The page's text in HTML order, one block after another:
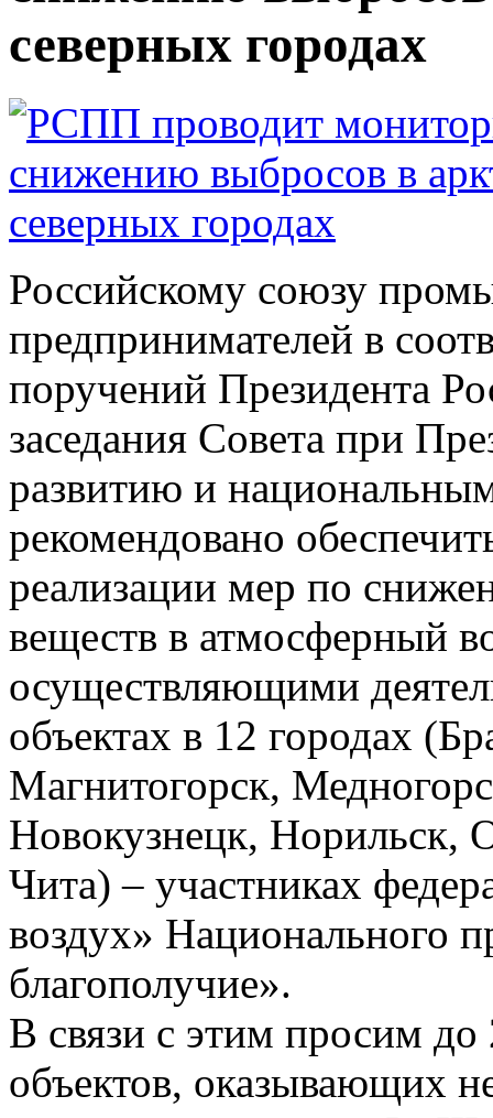
северных городах
Российскому союзу
предпринимателей в
поручений Президента
заседания Совета при
развитию и
рекомендовано
реализации мер по
веществ в атмосферный
осуществляющими
объектах в 12 городах
Магнитогорск,
Новокузнецк, Норильск,
Чита) – участниках
воздух» Национального
благополучие».
В связи с этим просим
объектов, оказывающих